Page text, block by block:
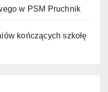
w PSM Pruchnik
kończących szkołę